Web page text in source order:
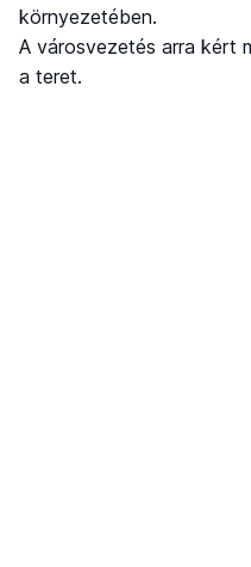
környezetében.
A városvezetés arra kért
a teret.